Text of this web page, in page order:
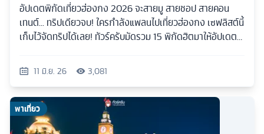
อัปเดตพิกัดเที่ยวฮ่องกง 2026 จะสายมู สายชอป สายคอน
เทนต์... ทริปเดียวจบ! ใครกำลังแพลนไปเที่ยวฮ่องกง เซฟลิสต์นี้
เก็บไว้จัดทริปได้เลย! ทัวร์ครับมัดรวม 15 พิกัดฮิตมาให้อัปเดต
11 มิ.ย. 26 3,081
พาเที่ยว